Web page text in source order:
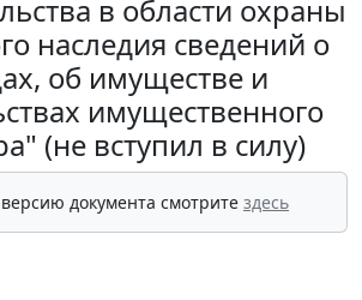
в области охраны
наследия сведений о
об имуществе и
имущественного
(не вступил в силу)
документа смотрите здесь